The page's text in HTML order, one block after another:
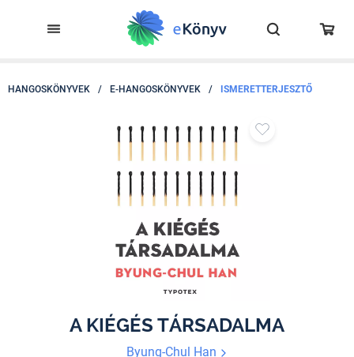
HANGOSKÖNYVEK / E-HANGOSKÖNYVEK / ISMERETTERJESZTŐ
A KIÉGÉS TÁRSADALMA
Byung-Chul Han